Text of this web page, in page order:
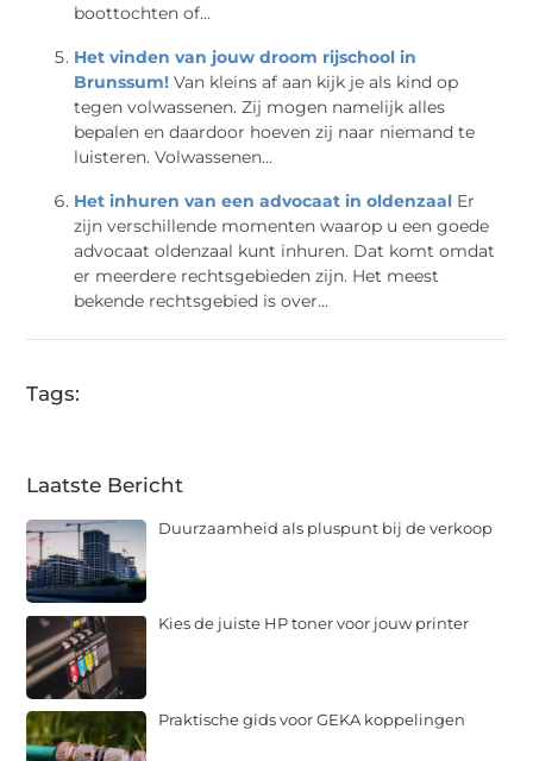
boottochten of...
Het vinden van jouw droom rijschool in
Brunssum! Van kleins af aan kijk je als kind op
tegen volwassenen. Zij mogen namelijk alles
bepalen en daardoor hoeven zij naar niemand te
luisteren. Volwassenen...
Het inhuren van een advocaat in oldenzaal Er
zijn verschillende momenten waarop u een goede
advocaat oldenzaal kunt inhuren. Dat komt omdat
er meerdere rechtsgebieden zijn. Het meest
bekende rechtsgebied is over...
Tags:
Laatste Bericht
Duurzaamheid als pluspunt bij de verkoop
Kies de juiste HP toner voor jouw printer
Praktische gids voor GEKA koppelingen